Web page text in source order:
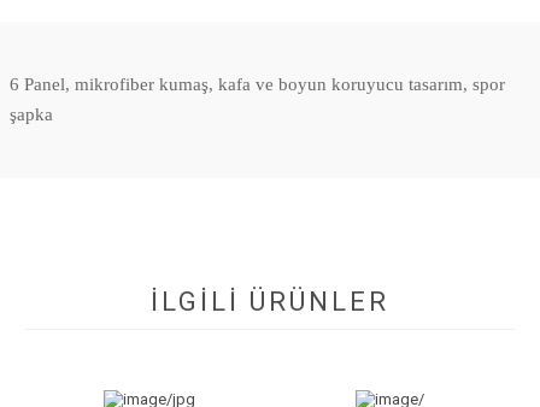
6 Panel, mikrofiber kumaş, kafa ve boyun koruyucu tasarım, spor
şapka
İLGİLİ ÜRÜNLER